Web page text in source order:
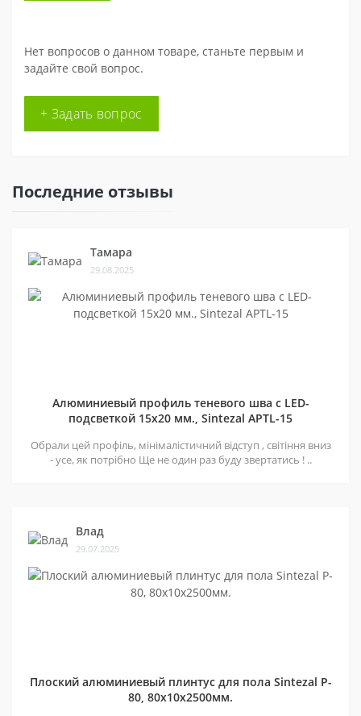
Нет вопросов о данном товаре, станьте первым и
задайте свой вопрос.
+ Задать вопрос
Последние отзывы
Тамара
29.08.2025
Алюминиевый профиль теневого шва c LED-
подсветкой 15х20 мм., Sintezal APTL-15
Обрали цей профіль, мінімалістичний відступ , світіння вниз
- усе, як потрібно Ще не один раз буду звертатись ! ..
Влад
29.07.2025
Плоский алюминиевый плинтус для пола Sintezal P-
80, 80х10х2500мм.